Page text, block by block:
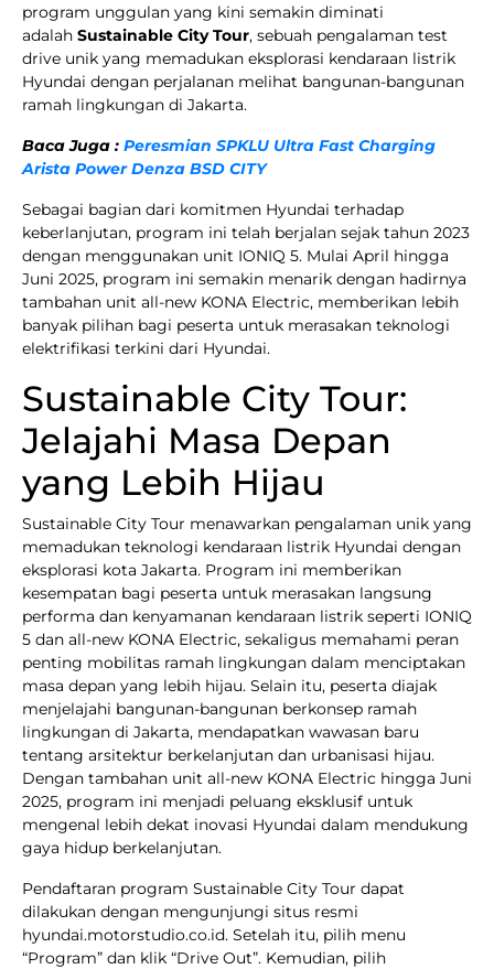
program unggulan yang kini semakin diminati
adalah Sustainable City Tour, sebuah pengalaman test
drive unik yang memadukan eksplorasi kendaraan listrik
Hyundai dengan perjalanan melihat bangunan-bangunan
ramah lingkungan di Jakarta.
Baca Juga : Peresmian SPKLU Ultra Fast Charging
Arista Power Denza BSD CITY
Sebagai bagian dari komitmen Hyundai terhadap
keberlanjutan, program ini telah berjalan sejak tahun 2023
dengan menggunakan unit IONIQ 5. Mulai April hingga
Juni 2025, program ini semakin menarik dengan hadirnya
tambahan unit all-new KONA Electric, memberikan lebih
banyak pilihan bagi peserta untuk merasakan teknologi
elektrifikasi terkini dari Hyundai.
Sustainable City Tour:
Jelajahi Masa Depan
yang Lebih Hijau
Sustainable City Tour menawarkan pengalaman unik yang
memadukan teknologi kendaraan listrik Hyundai dengan
eksplorasi kota Jakarta. Program ini memberikan
kesempatan bagi peserta untuk merasakan langsung
performa dan kenyamanan kendaraan listrik seperti IONIQ
5 dan all-new KONA Electric, sekaligus memahami peran
penting mobilitas ramah lingkungan dalam menciptakan
masa depan yang lebih hijau. Selain itu, peserta diajak
menjelajahi bangunan-bangunan berkonsep ramah
lingkungan di Jakarta, mendapatkan wawasan baru
tentang arsitektur berkelanjutan dan urbanisasi hijau.
Dengan tambahan unit all-new KONA Electric hingga Juni
2025, program ini menjadi peluang eksklusif untuk
mengenal lebih dekat inovasi Hyundai dalam mendukung
gaya hidup berkelanjutan.
Pendaftaran program Sustainable City Tour dapat
dilakukan dengan mengunjungi situs resmi
hyundai.motorstudio.co.id. Setelah itu, pilih menu
“Program” dan klik “Drive Out”. Kemudian, pilih